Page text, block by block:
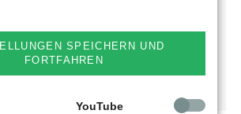
Produkten...
SPEICHERN UND
FORTFAHREN
YouTube